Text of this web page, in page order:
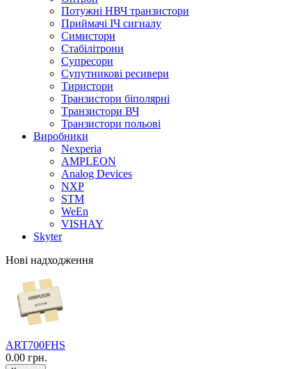
Потужні НВЧ транзистори
Приймачі ІЧ сигналу
Симистори
Стабілітрони
Супресори
Супутникові ресивери
Тиристори
Транзистори біполярні
Tранзистори ВЧ
Транзистори польові
Виробники
Nexperia
АMPLEON
Analog Devices
NXP
STM
WeEn
VISHAY
Skyter
Нові надходження
ART700FHS
0.00 грн.